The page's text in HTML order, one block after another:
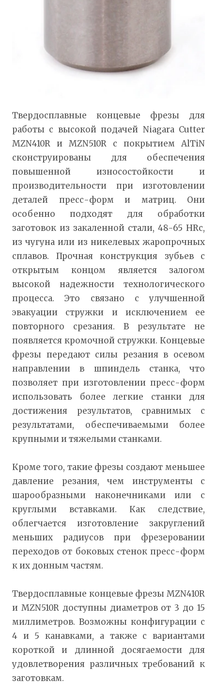
Твердосплавные концевые фрезы для
работы с высокой подачей Niagara Cutter
MZN410R и MZN510R с покрытием AlTiN
сконструированы для обеспечения
повышенной износостойкости и
производительности при изготовлении
деталей пресс-форм и матриц. Они
особенно подходят для обработки
заготовок из закаленной стали, 48-65 HRc,
из чугуна или из никелевых жаропрочных
сплавов. Прочная конструкция зубьев с
открытым концом является залогом
высокой надежности технологического
процесса. Это связано с улучшенной
эвакуации стружки и исключением ее
повторного срезания. В результате не
появляется кромочной стружки. Концевые
фрезы передают силы резания в осевом
направлении в шпиндель станка, что
позволяет при изготовлении пресс-форм
использовать более легкие станки для
достижения результатов, сравнимых с
результатами, обеспечиваемыми более
крупными и тяжелыми станками.
Кроме того, такие фрезы создают меньшее
давление резания, чем инструменты с
шарообразными наконечниками или с
круглыми вставками. Как следствие,
облегчается изготовление закруглений
меньших радиусов при фрезеровании
переходов от боковых стенок пресс-форм
к их донным частям.
Твердосплавные концевые фрезы MZN410R
и MZN510R доступны диаметров от 3 до 15
миллиметров. Возможны конфигурации с
4 и 5 канавками, а также с вариантами
короткой и длинной досягаемости для
удовлетворения различных требований к
заготовкам.